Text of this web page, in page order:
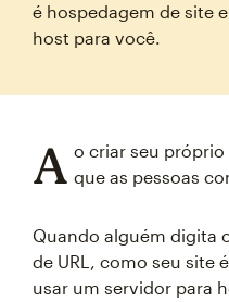
é hospedagem de site
host para você.
A o criar seu
que as pessoas
Quando alguém digita
de URL, como seu site
usar um servidor para